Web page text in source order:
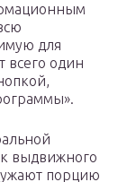
для
всего один
выдвижного
порцию